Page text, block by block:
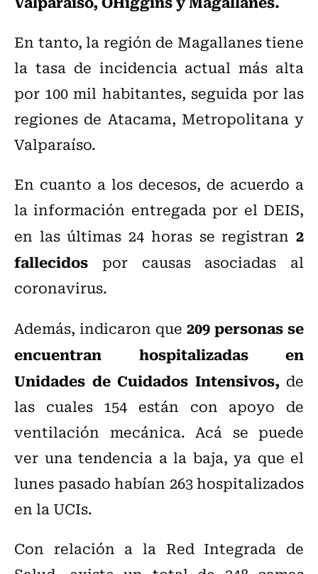
En tanto, la región de Magallanes tiene
la tasa de incidencia actual más alta
por 100 mil habitantes, seguida por las
regiones de Atacama, Metropolitana y
Valparaíso.
En cuanto a los decesos, de acuerdo a
la información entregada por el DEIS,
en las últimas 24 horas se registran 2
fallecidos por causas asociadas al
coronavirus.
Además, indicaron que 209 personas se
encuentran hospitalizadas en
Unidades de Cuidados Intensivos, de
las cuales 154 están con apoyo de
ventilación mecánica. Acá se puede
ver una tendencia a la baja, ya que el
lunes pasado habían 263 hospitalizados
en la UCIs.
Con relación a la Red Integrada de